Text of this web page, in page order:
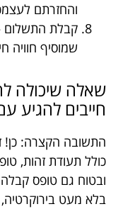
והחזרתם
קבלת התשלום
שמוסיף חוויה
שאלה שיכולה
חייבים להגיע
התשובה הקצרה: כן!
ובטוח גם טופס
בלא מעט